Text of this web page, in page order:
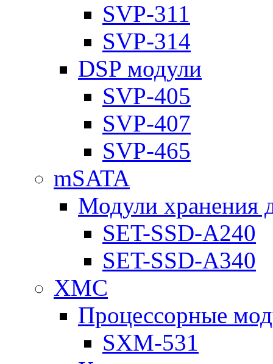
SVP-311
SVP-314
DSP модули
SVP-405
SVP-407
SVP-465
mSATA
Модули хранения
SET-SSD-A240
SET-SSD-A340
XMC
Процессорные
SXM-531